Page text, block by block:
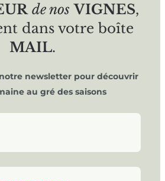
de nos VIGNES,
dans votre boîte
MAIL.
newsletter pour découvrir
au gré des saisons